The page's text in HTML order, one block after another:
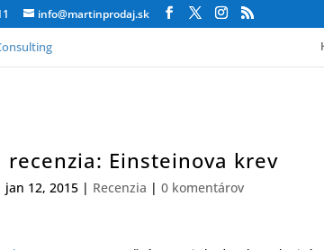
info@martinprodaj.sk
recenzia: Einsteinova krev
jan 12, 2015 | Recenzia |0 komentárov